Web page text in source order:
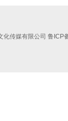
化传媒有限公司 鲁ICP